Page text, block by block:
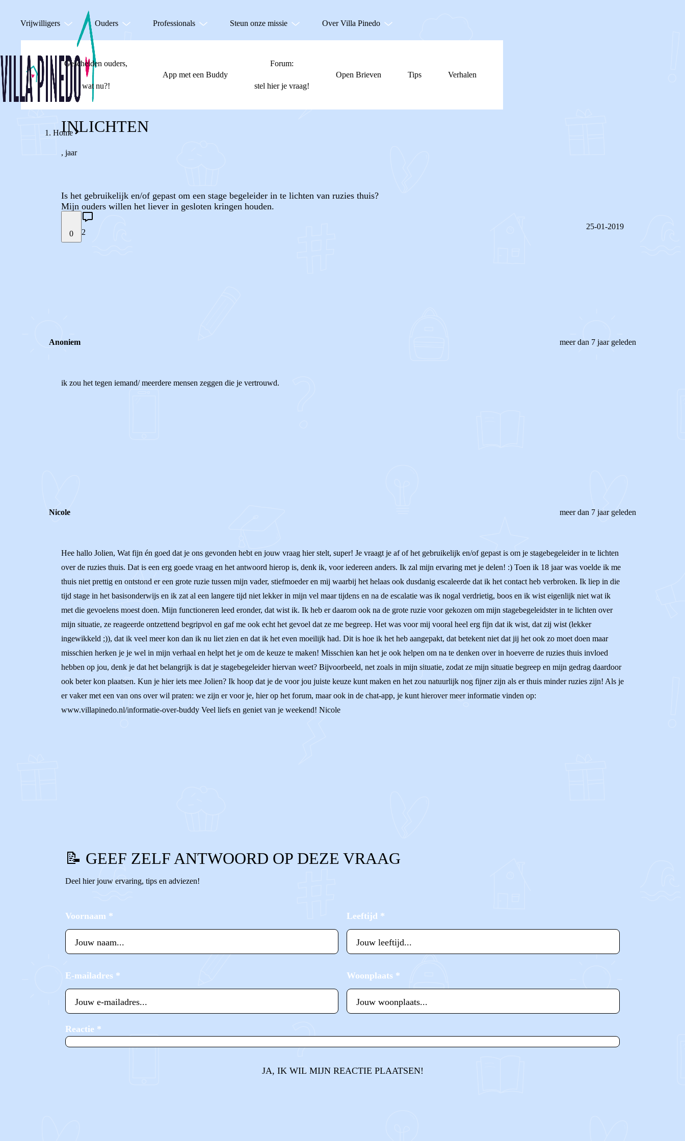
Vrijwilligers Ouders Professionals Steun onze missie Over Villa Pinedo
Gescheiden ouders,
wat nu?!
App met een Buddy
Forum:
stel hier je vraag!
Open Brieven Tips Verhalen
Home
INLICHTEN
, jaar
Is het gebruikelijk en/of gepast om een stage begeleider in te lichten van ruzies thuis?
Mijn ouders willen het liever in gesloten kringen houden.
0 2
25-01-2019
Anoniem meer dan 7 jaar geleden
ik zou het tegen iemand/ meerdere mensen zeggen die je vertrouwd.
Nicole meer dan 7 jaar geleden
Hee hallo Jolien, Wat fijn én goed dat je ons gevonden hebt en jouw vraag hier stelt, super! Je vraagt je af of het gebruikelijk en/of gepast is om je stagebegeleider in te lichten
over de ruzies thuis. Dat is een erg goede vraag en het antwoord hierop is, denk ik, voor iedereen anders. Ik zal mijn ervaring met je delen! :) Toen ik 18 jaar was voelde ik me
thuis niet prettig en ontstond er een grote ruzie tussen mijn vader, stiefmoeder en mij waarbij het helaas ook dusdanig escaleerde dat ik het contact heb verbroken. Ik liep in die
tijd stage in het basisonderwijs en ik zat al een langere tijd niet lekker in mijn vel maar tijdens en na de escalatie was ik nogal verdrietig, boos en ik wist eigenlijk niet wat ik
met die gevoelens moest doen. Mijn functioneren leed eronder, dat wist ik. Ik heb er daarom ook na de grote ruzie voor gekozen om mijn stagebegeleidster in te lichten over
mijn situatie, ze reageerde ontzettend begripvol en gaf me ook echt het gevoel dat ze me begreep. Het was voor mij vooral heel erg fijn dat ik wist, dat zij wist (lekker
ingewikkeld ;)), dat ik veel meer kon dan ik nu liet zien en dat ik het even moeilijk had. Dit is hoe ik het heb aangepakt, dat betekent niet dat jij het ook zo moet doen maar
misschien herken je je wel in mijn verhaal en helpt het je om de keuze te maken! Misschien kan het je ook helpen om na te denken over in hoeverre de ruzies thuis invloed
hebben op jou, denk je dat het belangrijk is dat je stagebegeleider hiervan weet? Bijvoorbeeld, net zoals in mijn situatie, zodat ze mijn situatie begreep en mijn gedrag daardoor
ook beter kon plaatsen. Kun je hier iets mee Jolien? Ik hoop dat je de voor jou juiste keuze kunt maken en het zou natuurlijk nog fijner zijn als er thuis minder ruzies zijn! Als je
er vaker met een van ons over wil praten: we zijn er voor je, hier op het forum, maar ook in de chat-app, je kunt hierover meer informatie vinden op:
www.villapinedo.nl/informatie-over-buddy Veel liefs en geniet van je weekend! Nicole
📝 GEEF ZELF ANTWOORD OP DEZE VRAAG
Deel hier jouw ervaring, tips en adviezen!
Voornaam * Leeftijd *
E-mailadres * Woonplaats *
Reactie *
JA, IK WIL MIJN REACTIE PLAATSEN!